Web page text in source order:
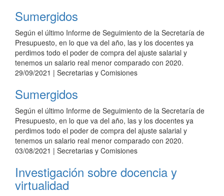
Sumergidos
Según el último Informe de Seguimiento de la Secretaría de
Presupuesto, en lo que va del año, las y los docentes ya
perdimos todo el poder de compra del ajuste salarial y
tenemos un salario real menor comparado con 2020.
29/09/2021 | Secretarias y Comisiones
Sumergidos
Según el último Informe de Seguimiento de la Secretaría de
Presupuesto, en lo que va del año, las y los docentes ya
perdimos todo el poder de compra del ajuste salarial y
tenemos un salario real menor comparado con 2020.
03/08/2021 | Secretarias y Comisiones
Investigación sobre docencia y
virtualidad